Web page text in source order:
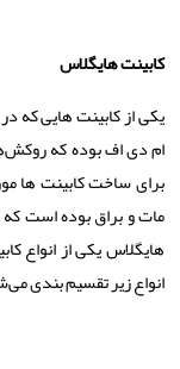
کابینت هایگلاس
یکی از کابینت‌ هایی که در
ام دی اف بوده که روکش
برای ساخت کابینت‌ ها
مات و براق بوده است که
هایگلاس یکی از انواع
انواع زیر تقسیم بندی